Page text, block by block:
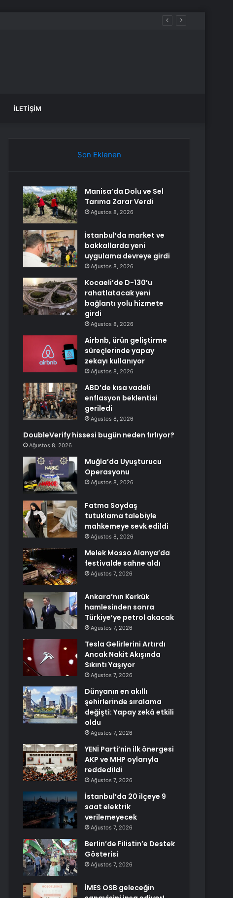
İLETIŞIM
Son Eklenen
Manisa’da Dolu ve Sel
Tarıma Zarar Verdi
Ağustos 8, 2026
İstanbul’da market ve
bakkallarda yeni
uygulama devreye girdi
Ağustos 8, 2026
Kocaeli’de D-130’u
rahatlatacak yeni
bağlantı yolu hizmete
girdi
Ağustos 8, 2026
Airbnb, ürün geliştirme
süreçlerinde yapay
zekayı kullanıyor
Ağustos 8, 2026
ABD’de kısa vadeli
enflasyon beklentisi
geriledi
Ağustos 8, 2026
DoubleVerify hissesi bugün neden fırlıyor?
Ağustos 8, 2026
Muğla’da Uyuşturucu
Operasyonu
Ağustos 8, 2026
Fatma Soydaş
tutuklama talebiyle
mahkemeye sevk edildi
Ağustos 8, 2026
Melek Mosso Alanya’da
festivalde sahne aldı
Ağustos 7, 2026
Ankara’nın Kerkük
hamlesinden sonra
Türkiye’ye petrol akacak
Ağustos 7, 2026
Tesla Gelirlerini Artırdı
Ancak Nakit Akışında
Sıkıntı Yaşıyor
Ağustos 7, 2026
Dünyanın en akıllı
şehirlerinde sıralama
değişti: Yapay zekâ etkili
oldu
Ağustos 7, 2026
YENİ Parti’nin ilk önergesi
AKP ve MHP oylarıyla
reddedildi
Ağustos 7, 2026
İstanbul’da 20 ilçeye 9
saat elektrik
verilemeyecek
Ağustos 7, 2026
Berlin’de Filistin’e Destek
Gösterisi
Ağustos 7, 2026
İMES OSB geleceğin